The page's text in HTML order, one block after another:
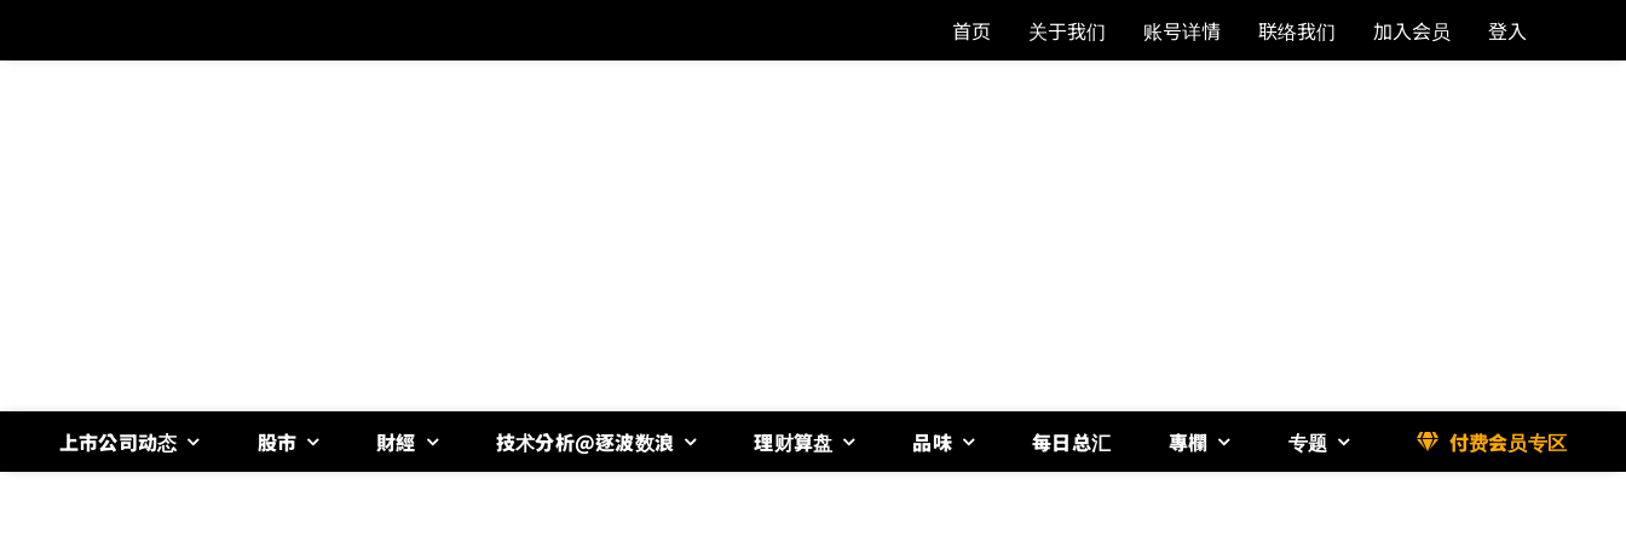
首页 关于我们 账号详情 联络我们 加入会员 登入
上市公司动态 股市 財經 技术分析@逐波数浪 理财算盘 品味 每日总汇 專欄 专题 付费会员专区